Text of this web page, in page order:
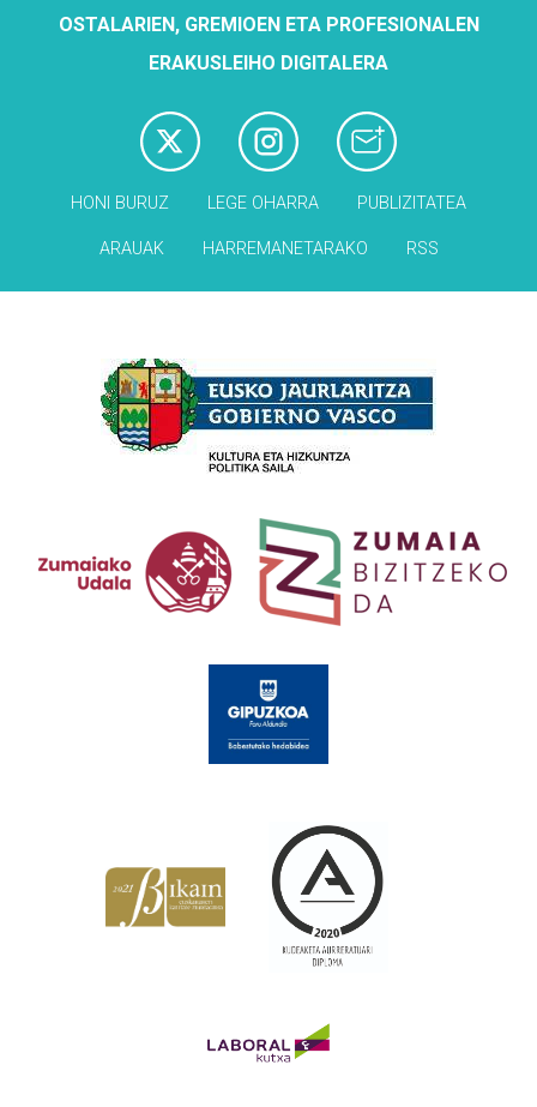
OSTALARIEN, GREMIOEN ETA PROFESIONALEN
ERAKUSLEIHO DIGITALERA
HONI BURUZ LEGE OHARRA PUBLIZITATEA
ARAUAK HARREMANETARAKO RSS